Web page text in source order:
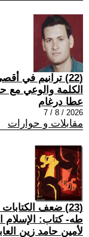
(22) ترانيم في
الكلمة والوعي مع
عطا درغام
2026 / 8 / 7
مقابلات و حوارات
(23) ضعف
لأمين حامد زين